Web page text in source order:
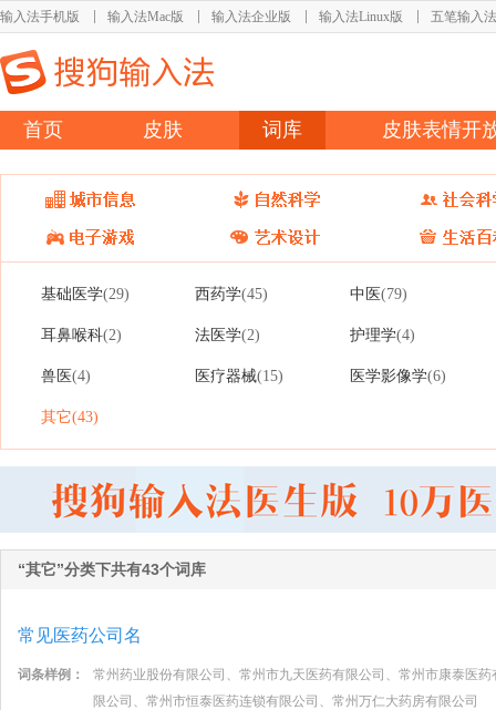
输入法手机版 输入法Mac版 输入法企业版 输入法Linux版 五笔输入法
首页 皮肤 词库 皮肤表情开
基础医学(29) 西药学(45) 中医(79)
耳鼻喉科(2) 法医学(2) 护理学(4)
兽医(4) 医疗器械(15) 医学影像学(6)
其它(43)
“其它”分类下共有43个词库
常见医药公司名
词条样例：
常州药业股份有限公司、常州市九天医药有限公司、常州市康泰医
限公司、常州市恒泰医药连锁有限公司、常州万仁大药房有限公司